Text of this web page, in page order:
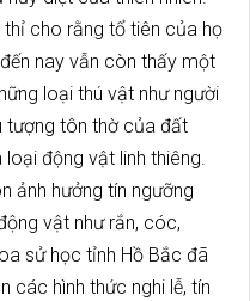
cho rằng tổ tiên của họ
nay vẫn còn thấy một
loại thú vật như người
tượng tôn thờ của đất
động vật linh thiêng.
ảnh hưởng tín ngưỡng
vật như rắn, cóc,
sử học tỉnh Hồ Bắc đã
các hình thức nghi lễ, tín